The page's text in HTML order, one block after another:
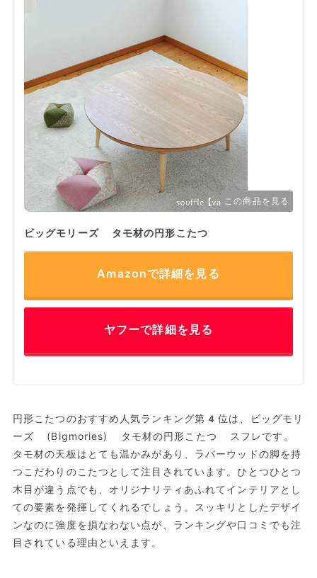
この商品を見る
ビッグモリーズ タモ材の円形こたつ
Amazonで詳細を見る
ヤフーで詳細を見る
円形こたつのおすすめ人気ランキング第4位は、ビッグモリ
ーズ (Bigmories) タモ材の円形こたつ スフレです。
タモ材の天板はとても温かみがあり、ラバーウッドの脚を持
つこだわりのこたつとして注目されています。ひとつひとつ
木目が違う点でも、オリジナリティあふれてインテリアとし
ての要素を発揮してくれるでしょう。スッキリとしたデザイ
ンなのに強度を損なわない点が、ランキングや口コミでも注
目されている理由といえます。